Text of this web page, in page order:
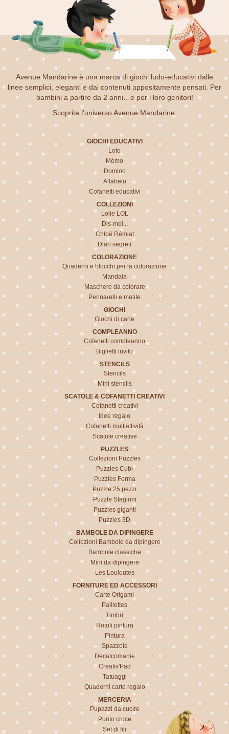
Avenue Mandarine è una marca di giochi ludo-educativi dalle
linee semplici, eleganti e dai contenuti appositamente pensati. Per
bambini a partire da 2 anni…e per i loro genitori!
Scoprite l'universo Avenue Mandarine:
GIOCHI EDUCATIVI
Loto
Mémo
Domino
Alfabeto
Cofanetti educativi
COLLEZIONI
Lolie LOL
Dis-moi...
Chloé Rémiat
Diari segreti
COLORAZIONE
Quaderni e blocchi per la colorazione
Mandala
Maschere da colorare
Pennarelli e matite
GIOCHI
Giochi di carte
COMPLEANNO
Cofanetti compleanno
Biglietti invito
STENCILS
Stencils
Mini stencils
SCATOLE & COFANETTI CREATIVI
Cofanetti creativi
Idee regalo
Cofanetti multiattività
Scatole creative
PUZZLES
Collezioni Puzzles
Puzzles Cubi
Puzzles Forma
Puzzle 25 pezzi
Puzzle Stagioni
Puzzles giganti
Puzzles 3D
BAMBOLE DA DIPINGERE
Collezioni Bambole da dipingere
Bambole classiche
Mini da dipingere
Les Louloutes
FORNITURE ED ACCESSORI
Carte Origami
Paillettes
Timbri
Rotoli pintura
Pintura
Spazzole
Decalcomanie
Creativ'Pad
Tatuaggi
Quaderni carte regalo
MERCERIA
Pupazzi da cucire
Punto croce
Set di fili